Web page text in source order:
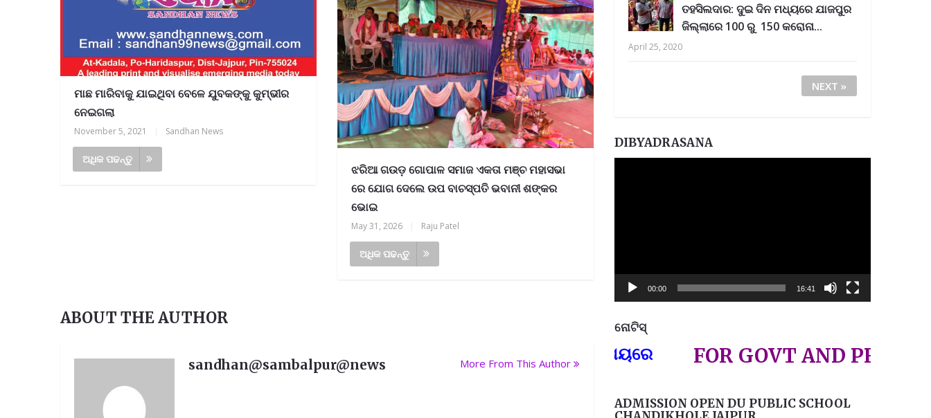
ମାଛ ମାରିବାକୁ ଯାଇଥିବା ବେଳେ ଯୁବକଙ୍କୁ କୁମ୍ଭୀର
ନେଇଗଲା
November 5, 2021 Sandhan News
ଅଧିକ ପଢନ୍ତୁ
ଝରିଆ ଗଉଡ଼ ଗୋପାଳ ସମାଜ ଏକତା ମଞ୍ଚ ମହାସଭା
ରେ ଯୋଗ ଦେଲେ ଉପ ବାଚସ୍ପତି ଭବାନୀ ଶଙ୍କର
ଭୋଇ
May 31, 2026 Raju Patel
ଅଧିକ ପଢନ୍ତୁ
ABOUT THE AUTHOR
sandhan@sambalpur@news More From This Author
ତହସିଲଦାର: ଦୁଇ ଦିନ ମଧ୍ୟରେ ଯାଜପୁର
ଜିଲ୍ଲାରେ 100 ରୁ 150 କରୋନା...
April 25, 2020
NEXT »
DIBYADRASANA
00:00 16:41
ନୋଟିସ୍
୯୪୩୭୮୧୯୩୭୫, ଶିକ୍ଷାଗତ ଯୋଗ୍ୟତା: +୩ (ସମ୍ମାନ) ବା ପ.ଜି ଯେକୈଣସି ବିଷୟରେ FOR GOVT AND PRIVATE
ADMISSION OPEN DU PUBLIC SCHOOL